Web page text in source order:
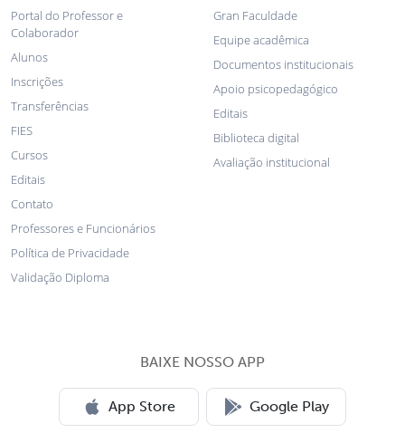
Portal do Professor e
Colaborador
Alunos
Inscrições
Transferências
FIES
Cursos
Editais
Contato
Professores e Funcionários
Política de Privacidade
Validação Diploma
Gran Faculdade
Equipe acadêmica
Documentos institucionais
Apoio psicopedagógico
Editais
Biblioteca digital
Avaliação institucional
BAIXE NOSSO APP
App Store Google Play